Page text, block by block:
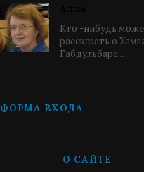
Кто -нибудь
рассказать о
Габдульбаре...
ФОРМА ВХОДА
О САЙТЕ